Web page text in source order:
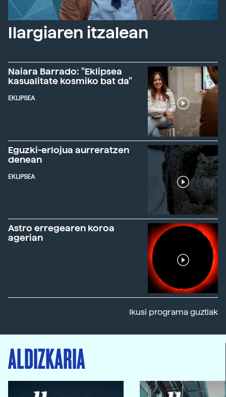
Ilargiaren itzalean
Naiara Barrado: "Eklipsea
kasualitate kosmiko bat da"
EKLIPSEA
Eguzki-erlojua aurreratzen
denean
EKLIPSEA
Astro erregearen koroa
agerian
Ikusi programa guztiak
ALDIZKARIA